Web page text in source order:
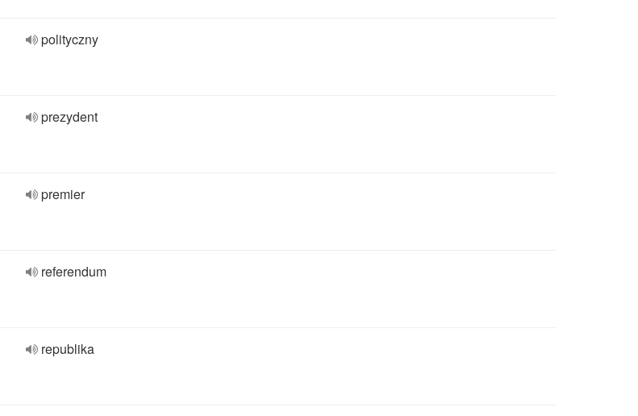
polityczny
prezydent
premier
referendum
republika